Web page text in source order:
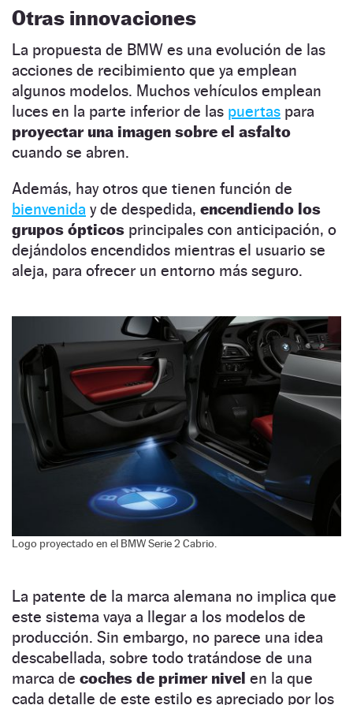
Otras innovaciones
La propuesta de BMW es una evolución de las
acciones de recibimiento que ya emplean
algunos modelos. Muchos vehículos emplean
luces en la parte inferior de las puertas para
proyectar una imagen sobre el asfalto
cuando se abren.
Además, hay otros que tienen función de
bienvenida y de despedida, encendiendo los
grupos ópticos principales con anticipación, o
dejándolos encendidos mientras el usuario se
aleja, para ofrecer un entorno más seguro.
Logo proyectado en el BMW Serie 2 Cabrio.
La patente de la marca alemana no implica que
este sistema vaya a llegar a los modelos de
producción. Sin embargo, no parece una idea
descabellada, sobre todo tratándose de una
marca de coches de primer nivel en la que
cada detalle de este estilo es apreciado por los